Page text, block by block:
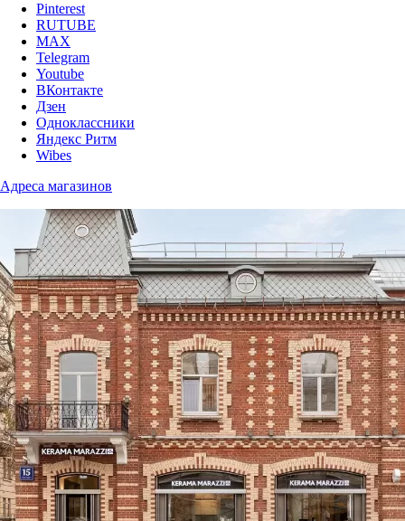
Pinterest
RUTUBE
MAX
Telegram
Youtube
ВКонтакте
Дзен
Одноклассники
Яндекс Ритм
Wibes
Адреса магазинов